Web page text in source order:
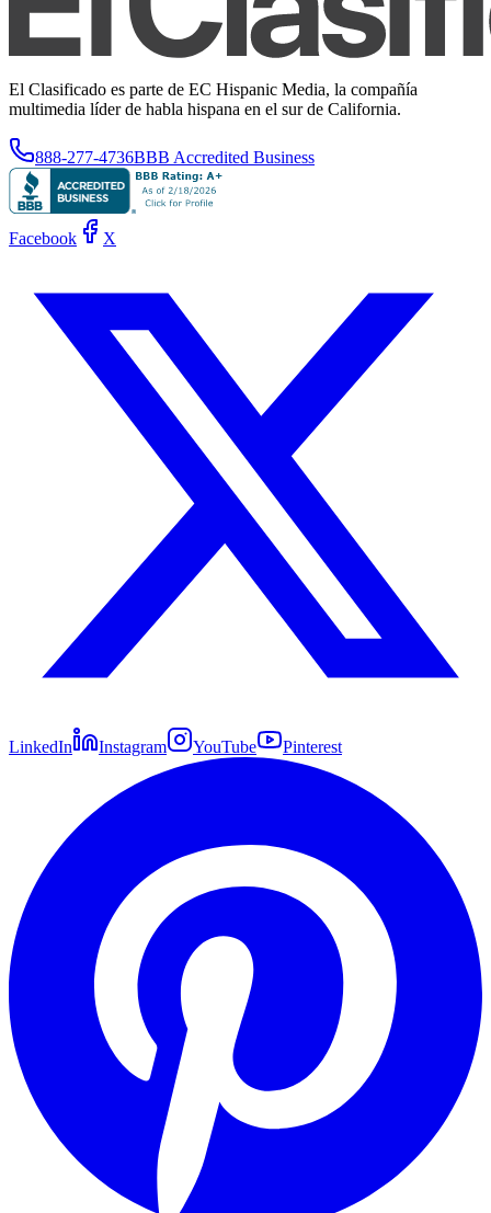
El Clasificado es parte de EC Hispanic Media, la compañía
multimedia líder de habla hispana en el sur de California.
888-277-4736BBB Accredited Business
Facebook X
LinkedIn Instagram YouTube Pinterest